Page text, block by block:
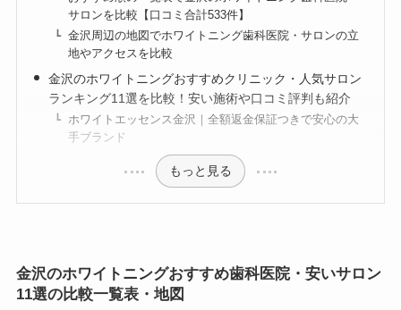
サロンを比較【口コミ合計533件】
金沢周辺の地図でホワイトニング歯科医院・サロンの立
地やアクセスを比較
金沢のホワイトニングおすすめクリニック・人気サロン
ランキング11選を比較！安い施術や口コミ評判も紹介
ホワイトエッセンス金沢｜全額返金保証つきで安心の大
手ブランド
もっと見る
金沢のホワイトニングおすすめ歯科医院・安いサロン
11選の比較一覧表・地図